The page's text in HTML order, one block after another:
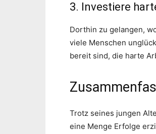
3. Investiere
Dorthin zu gelangen,
viele Menschen
bereit sind, die harte
Trotz seines jungen
eine Menge Erfolge